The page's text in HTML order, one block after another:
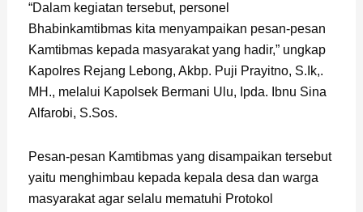
“Dalam kegiatan tersebut, personel
Bhabinkamtibmas kita menyampaikan pesan-pesan
Kamtibmas kepada masyarakat yang hadir,” ungkap
Kapolres Rejang Lebong, Akbp. Puji Prayitno, S.Ik,.
MH., melalui Kapolsek Bermani Ulu, Ipda. Ibnu Sina
Alfarobi, S.Sos.
Pesan-pesan Kamtibmas yang disampaikan tersebut
yaitu menghimbau kepada kepala desa dan warga
masyarakat agar selalu mematuhi Protokol